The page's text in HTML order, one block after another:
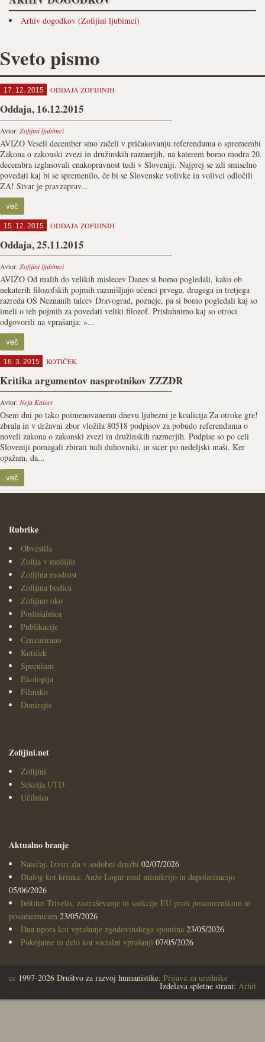
Arhiv dogodkov (Zofijini ljubimci)
Sveto pismo
17. 12. 2015 ODDAJA ZOFIJINIH
Oddaja, 16.12.2015
Avtor:Zofijini ljubimci
AVIZO Veseli december smo začeli v pričakovanju referenduma o spremembi
Zakona o zakonski zvezi in družinskih razmerjih, na katerem bomo modra 20.
decembra izglasovali enakopravnost tudi v Sloveniji. Najprej se zdi smiselno
povedati kaj bi se spremenilo, če bi se Slovenske volivke in volivci odločili
ZA! Stvar je pravzaprav...
več
15. 12. 2015 ODDAJA ZOFIJINIH
Oddaja, 25.11.2015
Avtor:Zofijini ljubimci
AVIZO Od malih do velikih mislecev Danes si bomo pogledali, kako ob
nekaterih filozofskih pojmih razmišljajo učenci prvega, drugega in tretjega
razreda OŠ Neznanih talcev Dravograd, pozneje, pa si bomo pogledali kaj so
imeli o teh pojmih za povedati veliki filozof. Prisluhnimo kaj so otroci
odgovorili na vprašanja: »...
več
16. 3. 2015 KOTIČEK
Kritika argumentov nasprotnikov ZZZDR
Avtor:Neja Kaiser
Osem dni po tako poimenovanemu dnevu ljubezni je koalicija Za otroke gre!
zbrala in v državni zbor vložila 80518 podpisov za pobudo referenduma o
noveli zakona o zakonski zvezi in družinskih razmerjih. Podpise so po celi
Sloveniji pomagali zbirati tudi duhovniki, in sicer po nedeljski maši. Ker
opažam, da...
več
Rubrike
Obvestila
Zofija v medijih
Zofijina modrost
Zofijina bodica
Zofijino oko
Poslušalnica
Publikacije
Cenzurirano
Kotiček
Speculum
Ekologija
Filmsko
Donirajte
Zofijini.net
Zofijini
Sekcija UTD
Učilnica
Aktualno branje
Natečaj: Izviri zla v sodobni družbi 02/07/2026
Dialog kot krinka: Anže Logar med mimikrijo in depolarizacijo
05/06/2026
Inštitut Trivelis, zastraševanje in sankcije EU proti posameznikom in
posameznicam 23/05/2026
Dan upora kot vprašanje zgodovinskega spomina 23/05/2026
Pokojnine in delo kot socialni vprašanji 07/05/2026
cc 1997-2026 Društvo za razvoj humanistike. Prijava za urednike
Izdelava spletne strani: Arhit